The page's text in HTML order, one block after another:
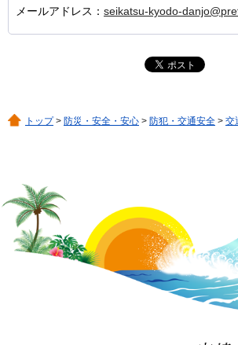
メールアドレス： seikatsu-kyodo-
トップ> 防災・安全・安心 > 防犯・交通安全 > 交